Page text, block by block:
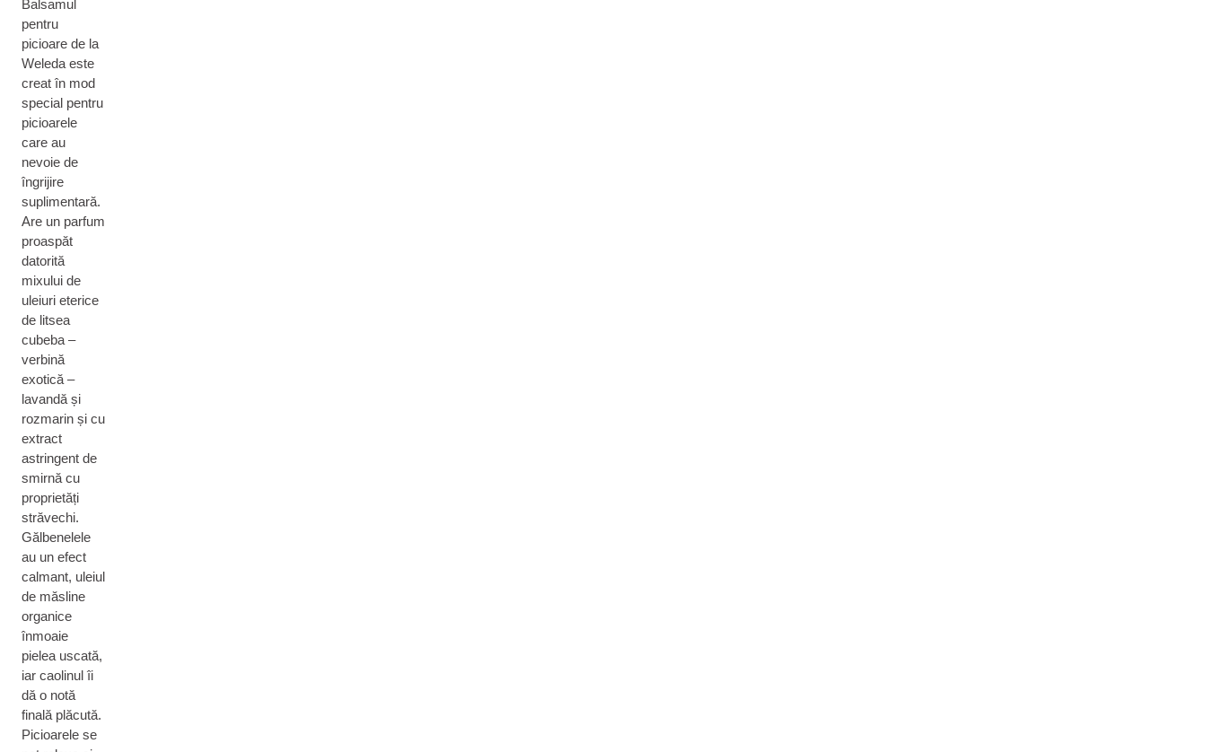
Balsamul
pentru
picioare de la
Weleda este
creat în mod
special pentru
picioarele
care au
nevoie de
îngrijire
suplimentară.
Are un parfum
proaspăt
datorită
mixului de
uleiuri eterice
de litsea
cubeba –
verbină
exotică –
lavandă și
rozmarin și cu
extract
astringent de
smirnă cu
proprietăți
străvechi.
Gălbenelele
au un efect
calmant, uleiul
de măsline
organice
înmoaie
pielea uscată,
iar caolinul îi
dă o notă
finală plăcută.
Picioarele se